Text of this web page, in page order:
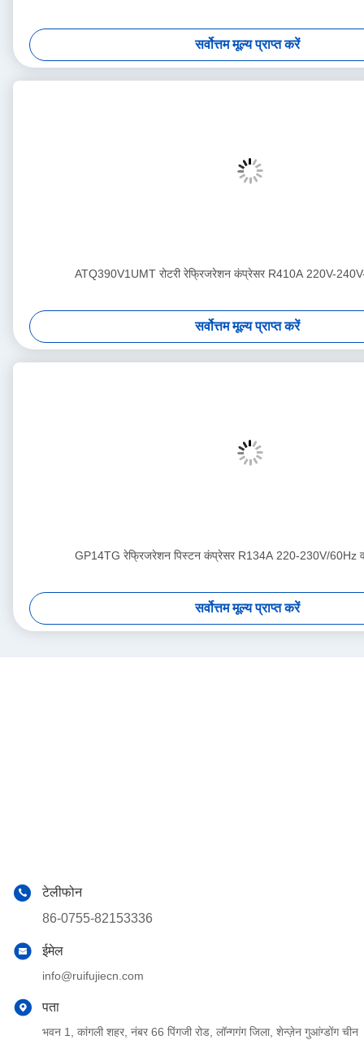
सर्वोत्तम मूल्य प्राप्त करें
ATQ390V1UMT रोटरी रेफ्रिजरेशन कंप्रेसर R410A 220V-
सर्वोत्तम मूल्य प्राप्त करें
GP14TG रेफ्रिजरेशन पिस्टन कंप्रेसर R134A 220-230V/60Hz
सर्वोत्तम मूल्य प्राप्त करें
टेलीफोन
86-0755-82153336
ईमेल
info@ruifujiecn.com
पता
भवन 1, कांगली शहर, नंबर 66 पिंगजी रोड, लॉन्गगंग जिला, शेन्ज़ेन गुआंग्डोंग चीन